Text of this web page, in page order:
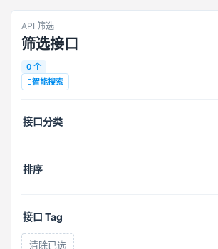
API 筛选
筛选接口
0 个
智能搜索
接口分类
排序
接口 Tag
清除已选